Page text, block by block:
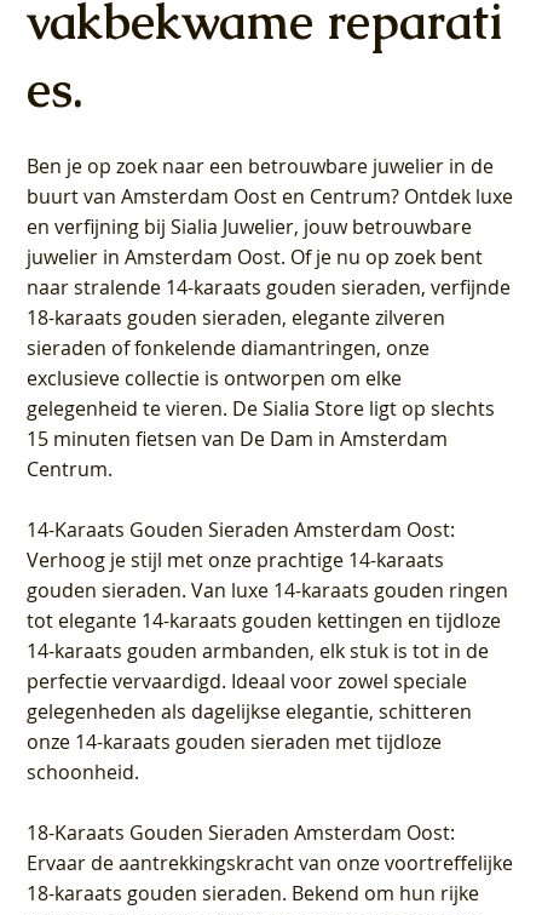
vakbekwame reparati
es.
Ben je op zoek naar een betrouwbare juwelier in de
buurt van Amsterdam Oost en Centrum? Ontdek luxe
en verfijning bij Sialia Juwelier, jouw betrouwbare
juwelier in Amsterdam Oost. Of je nu op zoek bent
naar stralende 14-karaats gouden sieraden, verfijnde
18-karaats gouden sieraden, elegante zilveren
sieraden of fonkelende diamantringen, onze
exclusieve collectie is ontworpen om elke
gelegenheid te vieren. De Sialia Store ligt op slechts
15 minuten fietsen van De Dam in Amsterdam
Centrum.
14-Karaats Gouden Sieraden Amsterdam Oost:
Verhoog je stijl met onze prachtige 14-karaats
gouden sieraden. Van luxe 14-karaats gouden ringen
tot elegante 14-karaats gouden kettingen en tijdloze
14-karaats gouden armbanden, elk stuk is tot in de
perfectie vervaardigd. Ideaal voor zowel speciale
gelegenheden als dagelijkse elegantie, schitteren
onze 14-karaats gouden sieraden met tijdloze
schoonheid.
18-Karaats Gouden Sieraden Amsterdam Oost:
Ervaar de aantrekkingskracht van onze voortreffelijke
18-karaats gouden sieraden. Bekend om hun rijke